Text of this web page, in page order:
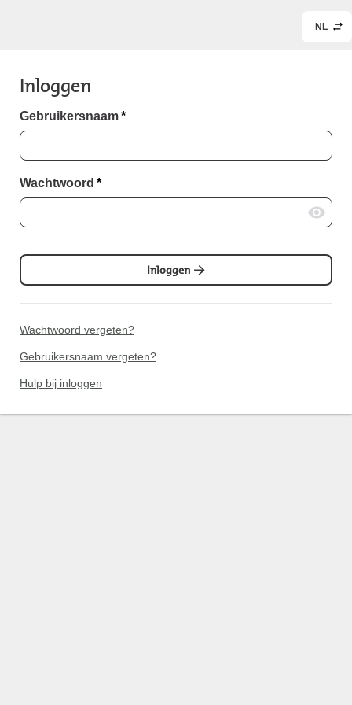
NL
Inloggen
Gebruikersnaam*
Wachtwoord *
Inloggen
Wachtwoord vergeten?
Gebruikersnaam vergeten?
Hulp bij inloggen